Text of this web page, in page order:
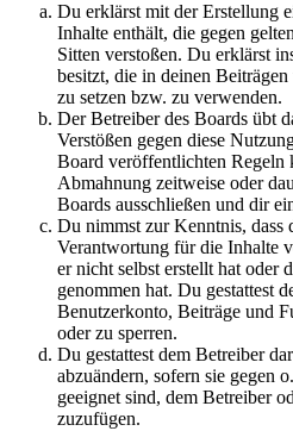
Du erklärst mit der Erstellung
Inhalte enthält, die gegen
Sitten verstoßen. Du erklärst
besitzt, die in deinen
zu setzen bzw. zu verwenden.
Der Betreiber des Boards übt
Verstößen gegen diese
Board veröffentlichten Regeln
Abmahnung zeitweise oder
Boards ausschließen und dir
Du nimmst zur Kenntnis, dass
Verantwortung für die Inhalte
er nicht selbst erstellt hat oder
genommen hat. Du gestattest
Benutzerkonto, Beiträge und
oder zu sperren.
Du gestattest dem Betreiber
abzuändern, sofern sie gegen
geeignet sind, dem Betreiber
zuzufügen.